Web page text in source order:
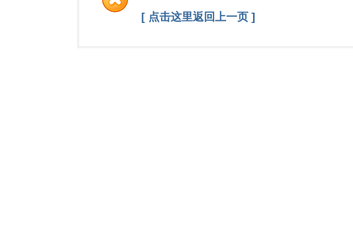
[ 点击这里返回上一页 ]